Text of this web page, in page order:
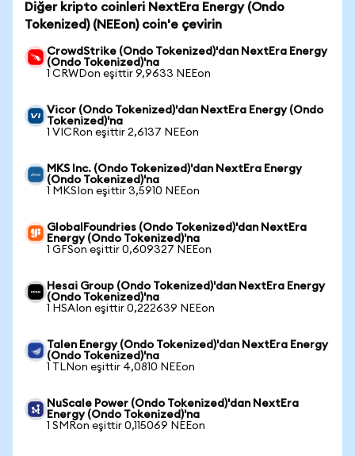
Diğer kripto coinleri NextEra Energy (Ondo
Tokenized) (NEEon) coin'e çevirin
CrowdStrike (Ondo Tokenized)'dan NextEra Energy
(Ondo Tokenized)'na
1 CRWDon eşittir 9,9633 NEEon
Vicor (Ondo Tokenized)'dan NextEra Energy (Ondo
Tokenized)'na
1 VICRon eşittir 2,6137 NEEon
MKS Inc. (Ondo Tokenized)'dan NextEra Energy
(Ondo Tokenized)'na
1 MKSIon eşittir 3,5910 NEEon
GlobalFoundries (Ondo Tokenized)'dan NextEra
Energy (Ondo Tokenized)'na
1 GFSon eşittir 0,609327 NEEon
Hesai Group (Ondo Tokenized)'dan NextEra Energy
(Ondo Tokenized)'na
1 HSAIon eşittir 0,222639 NEEon
Talen Energy (Ondo Tokenized)'dan NextEra Energy
(Ondo Tokenized)'na
1 TLNon eşittir 4,0810 NEEon
NuScale Power (Ondo Tokenized)'dan NextEra
Energy (Ondo Tokenized)'na
1 SMRon eşittir 0,115069 NEEon